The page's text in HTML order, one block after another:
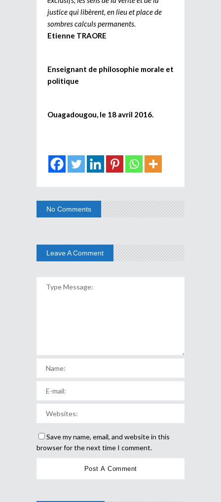
justice qui libèrent, en lieu et place de
sombres calculs permanents.
Etienne TRAORE
Enseignant de philosophie morale et
politique
Ouagadougou, le 18 avril 2016.
No Comments
Leave A Comment
Save my name, email, and website in this
browser for the next time I comment.